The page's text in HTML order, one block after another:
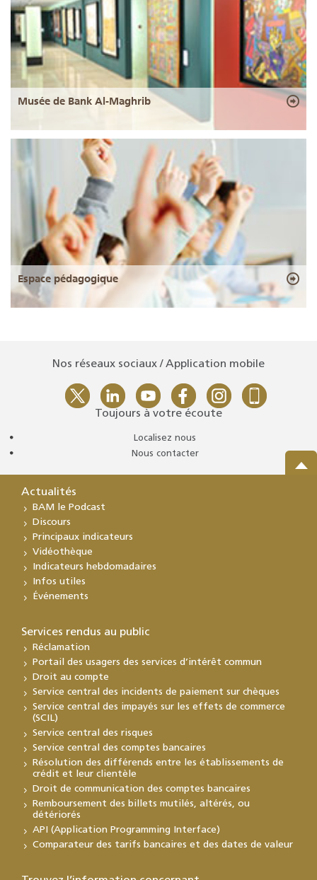
Musée de Bank Al-Maghrib
Espace pédagogique
Nos réseaux sociaux / Application mobile
Toujours à votre écoute
Localisez nous
Nous contacter
Actualités
BAM le Podcast
Discours
Principaux indicateurs
Vidéothèque
Indicateurs hebdomadaires
Infos utiles
Événements
Services rendus au public
Réclamation
Portail des usagers des services d’intérêt commun
Droit au compte
Service central des incidents de paiement sur chèques
Service central des impayés sur les effets de commerce
(SCIL)
Service central des risques
Service central des comptes bancaires
Résolution des différends entre les établissements de
crédit et leur clientèle
Droit de communication des comptes bancaires
Remboursement des billets mutilés, altérés, ou
détériorés
API (Application Programming Interface)
Comparateur des tarifs bancaires et des dates de valeur